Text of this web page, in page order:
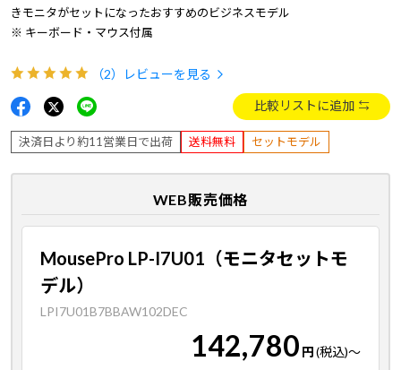
きモニタがセットになったおすすめのビジネスモデル
※ キーボード・マウス付属
（2） レビューを見る
比較リストに追加
決済日より約11営業日で出荷 送料無料 セットモデル
WEB販売価格
MousePro LP-I7U01（モニタセットモ
デル）
LPI7U01B7BBAW102DEC
142,780 円(税込)～